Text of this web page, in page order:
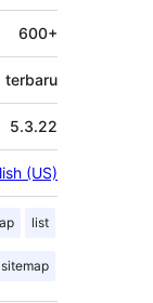
600+
terbaru
5.3.22
(US)
list
sitemap